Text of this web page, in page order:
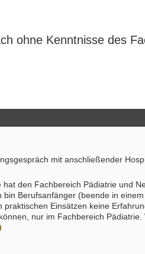
ohne Kenntnisse des
mit anschließender
den Fachbereich Pädiatrie und
Berufsanfänger (beende in
praktischen Einsätzen keine
nur im Fachbereich Pädiatrie.